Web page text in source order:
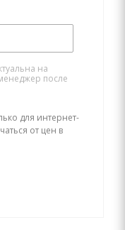
на
после
для интернет-
от цен в